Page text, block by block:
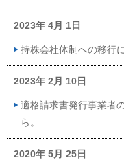
2023年 4月 1日
持株会社体制への移行
2023年 2月 10日
適格請求書発行事業者
ら。
2020年 5月 25日